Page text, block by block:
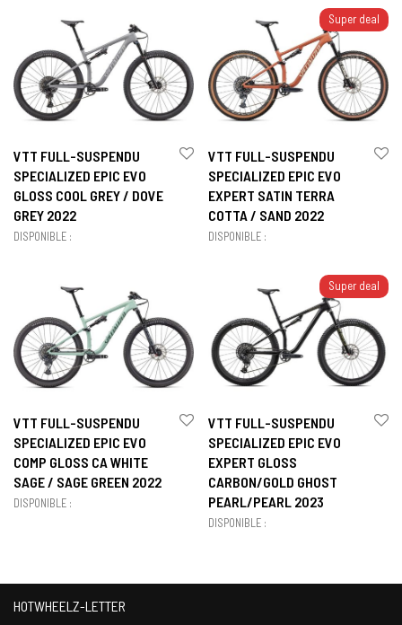
VTT FULL-SUSPENDU
SPECIALIZED EPIC EVO
GLOSS COOL GREY / DOVE
GREY 2022
DISPONIBLE :
Super deal
VTT FULL-SUSPENDU
SPECIALIZED EPIC EVO
EXPERT SATIN TERRA
COTTA / SAND 2022
DISPONIBLE :
VTT FULL-SUSPENDU
SPECIALIZED EPIC EVO
COMP GLOSS CA WHITE
SAGE / SAGE GREEN 2022
DISPONIBLE :
Super deal
VTT FULL-SUSPENDU
SPECIALIZED EPIC EVO
EXPERT GLOSS
CARBON/GOLD GHOST
PEARL/PEARL 2023
DISPONIBLE :
HOTWHEELZ-LETTER